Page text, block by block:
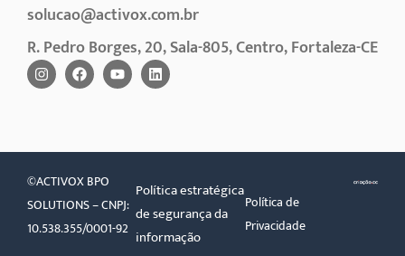
solucao@activox.com.br
R. Pedro Borges, 20, Sala-805, Centro, Fortaleza-CE
©ACTIVOX BPO
SOLUTIONS – CNPJ:
10.538.355/0001-92
Política estratégica
de segurança da
informação
Política de
Privacidade